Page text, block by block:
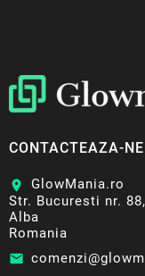
CONTACTEAZA-NE
location_on
GlowMania.ro
Str. Bucuresti nr.
Alba
Romania
email